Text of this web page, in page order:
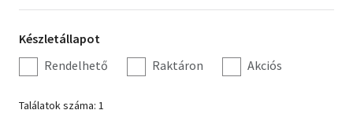
Hobbi, szabadidő
Irodalom
Művészet
szűrés
Készletállapot
szűrés
Készletállapot
Rendelhető
Raktáron Akciós
Találatok száma: 1